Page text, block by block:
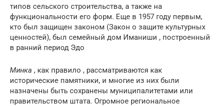
типов сельского строительства, а также на
функциональности его форм. Еще в 1957 году первым,
кто был защищен законом (Закон о защите культурных
ценностей), был семейный дом Иманиши , построенный
в ранний период Эдо
Минка , как правило , рассматриваются как
исторические памятники, и многие из них были
назначены быть сохранены муниципалитетами или
правительством штата. Огромное региональное